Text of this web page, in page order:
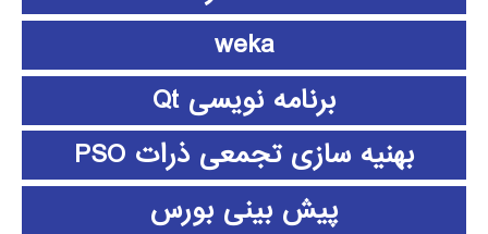
weka
برنامه نویسی Qt
بهنیه سازی تجمعی ذرات PSO
پیش بینی بورس